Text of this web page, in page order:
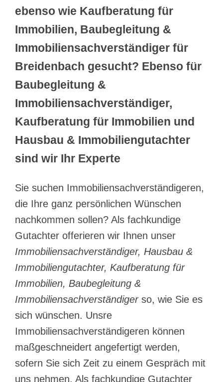
ebenso wie Kaufberatung für
Immobilien, Baubegleitung &
Immobiliensachverständiger für
Breidenbach gesucht? Ebenso für
Baubegleitung &
Immobiliensachverständiger,
Kaufberatung für Immobilien und
Hausbau & Immobiliengutachter
sind wir Ihr Experte
Sie suchen Immobiliensachverständigeren,
die Ihre ganz persönlichen Wünschen
nachkommen sollen? Als fachkundige
Gutachter offerieren wir Ihnen unser
Immobiliensachverständiger, Hausbau &
Immobiliengutachter, Kaufberatung für
Immobilien, Baubegleitung &
Immobiliensachverständigerso, wie Sie es
sich wünschen. Unsre
Immobiliensachverständigeren können
maßgeschneidert angefertigt werden,
sofern Sie sich Zeit zu einem Gespräch mit
uns nehmen. Als fachkundige Gutachter